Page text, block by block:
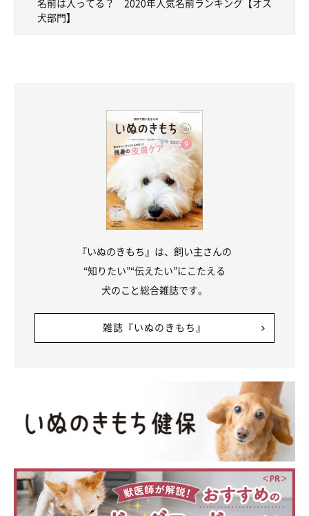
いぬのきもち投稿写真ギャラリー
にランクを上げ、2020年は第1位に輝きました。
人気名前ランキング（オス部門）第6位～第
10位
名前は入ってる？ 2020年人気名前ランキング【オス
犬部門】
『いぬのきもち』は、飼い主さんの
“知りたい”“伝えたい”にこたえる
犬のこと総合雑誌です。
雑誌『いぬのきもち』